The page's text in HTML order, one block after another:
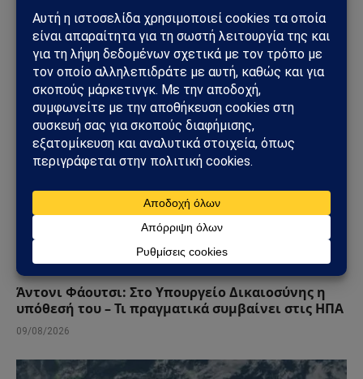
στις ΗΠΑ
09/08/2026
ΚΌΣΜΟΣ
Άντονι Φάουτσι: Στο Υπουργείο Δικαιοσύνης η
υπόθεσή του – Τι πραγματικά συμβαίνει στις ΗΠΑ
09/08/2026